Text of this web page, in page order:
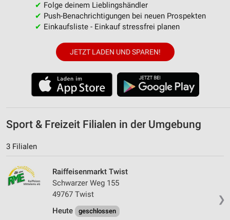
✔ Folge deinem Lieblingshändler
✔ Push-Benachrichtigungen bei neuen Prospekten
✔ Einkaufsliste - Einkauf stressfrei planen
JETZT LADEN UND SPAREN!
Sport & Freizeit Filialen in der Umgebung
3 Filialen
❯
Raiffeisenmarkt Twist
Schwarzer Weg 155
49767 Twist
Heute
geschlossen